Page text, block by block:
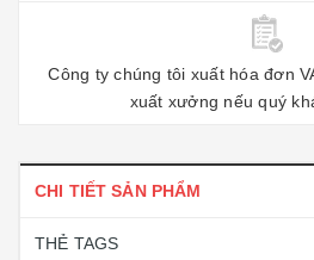
Công ty chúng tôi xuất hóa đơn
xuất xưởng nếu quý
CHI TIẾT SẢN PHẨM
THẺ TAGS